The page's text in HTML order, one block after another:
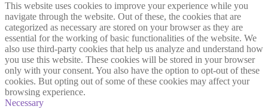
This website uses cookies to improve your experience while you
navigate through the website. Out of these, the cookies that are
categorized as necessary are stored on your browser as they are
essential for the working of basic functionalities of the website. We
also use third-party cookies that help us analyze and understand how
you use this website. These cookies will be stored in your browser
only with your consent. You also have the option to opt-out of these
cookies. But opting out of some of these cookies may affect your
browsing experience.
Necessary